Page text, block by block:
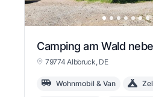
Camping am Wald
79774 Albbruck, DE
Wohnmobil & Van